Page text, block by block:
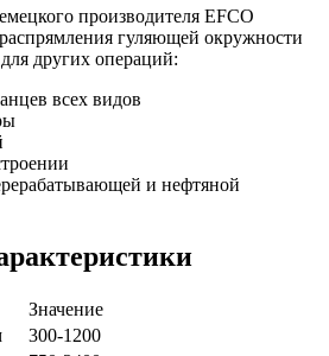
производителя EFCO
гуляющей окружности
других операций:
всех видов
и нефтяной
Значение
300-1200